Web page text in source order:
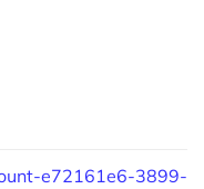
e72161e6-3899-